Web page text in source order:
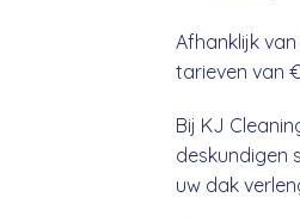
Afhanklijk
tarieven van
Bij KJ
deskundigen
uw dak